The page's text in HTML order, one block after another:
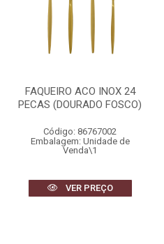
FAQUEIRO ACO INOX 24
PECAS (DOURADO FOSCO)
Código: 86767002
Embalagem: Unidade de
Venda\1
VER PREÇO